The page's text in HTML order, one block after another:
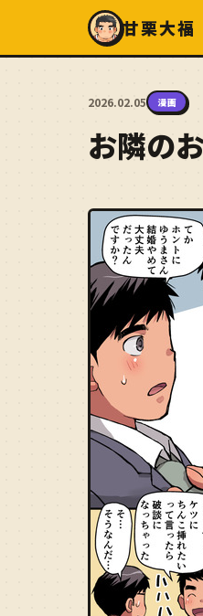
甘栗大福
2026.02.05 漫画
お隣の